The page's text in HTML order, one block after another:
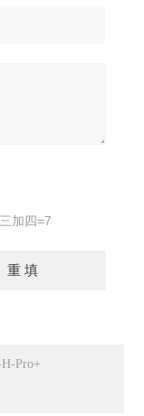
加四=7
Pro+